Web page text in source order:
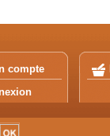
compte